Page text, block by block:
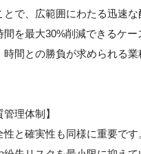
で、広範囲にわたる迅速
を最大30%削減できるケ
間との勝負が求められる
理体制】
と確実性も同様に重要で